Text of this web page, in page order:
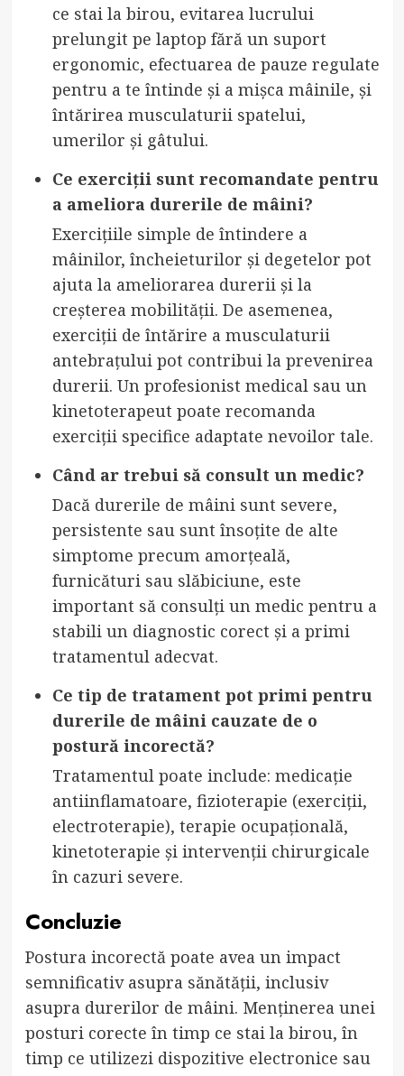
ce stai la birou, evitarea lucrului
prelungit pe laptop fără un suport
ergonomic, efectuarea de pauze regulate
pentru a te întinde și a mișca mâinile, și
întărirea musculaturii spatelui,
umerilor și gâtului.
Ce exerciții sunt recomandate pentru
a ameliora durerile de mâini?
Exercițiile simple de întindere a
mâinilor, încheieturilor și degetelor pot
ajuta la ameliorarea durerii și la
creșterea mobilității. De asemenea,
exerciții de întărire a musculaturii
antebrațului pot contribui la prevenirea
durerii. Un profesionist medical sau un
kinetoterapeut poate recomanda
exerciții specifice adaptate nevoilor tale.
Când ar trebui să consult un medic?
Dacă durerile de mâini sunt severe,
persistente sau sunt însoțite de alte
simptome precum amorțeală,
furnicături sau slăbiciune, este
important să consulți un medic pentru a
stabili un diagnostic corect și a primi
tratamentul adecvat.
Ce tip de tratament pot primi pentru
durerile de mâini cauzate de o
postură incorectă?
Tratamentul poate include: medicație
antiinflamatoare, fizioterapie (exerciții,
electroterapie), terapie ocupațională,
kinetoterapie și intervenții chirurgicale
în cazuri severe.
Concluzie
Postura incorectă poate avea un impact
semnificativ asupra sănătății, inclusiv
asupra durerilor de mâini. Menținerea unei
posturi corecte în timp ce stai la birou, în
timp ce utilizezi dispozitive electronice sau